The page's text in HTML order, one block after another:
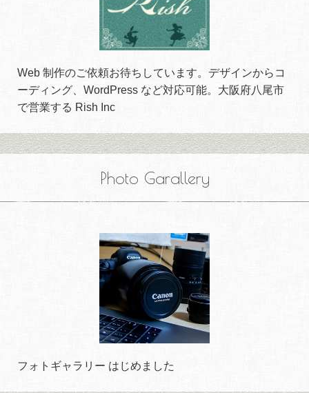
Web 制作のご依頼お待ちしています。デザインからコ
ーディング、WordPress など対応可能。大阪府八尾市
で営業する Rish Inc
Photo Garallery
フォトギャラリー はじめました